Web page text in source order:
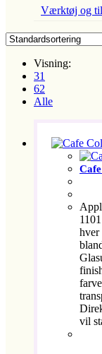
Værktøj og
Visning:
31
62
Alle
hver
vil